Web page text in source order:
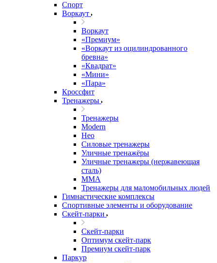
Спорт
Воркаут
Воркаут
«Премиум»
«Воркаут из оцилиндрованного
бревна»
«Квадрат»
«Мини»
«Пара»
Кроссфит
Тренажеры
Тренажеры
Modern
Нео
Силовые тренажеры
Уличные тренажёры
Уличные тренажеры (нержавеющая
сталь)
ММА
Тренажеры для маломобильных людей
Гимнастические комплексы
Спортивные элементы и оборудование
Скейт-парки
Скейт-парки
Оптимум скейт-парк
Премиум скейт-парк
Паркур